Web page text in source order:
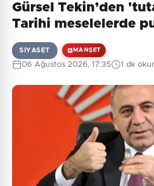
Gürsel Tekin’den
Tarihi meselelerde
SIYASET MANŞET
06 Ağustos 2026, 17:35 1 dk